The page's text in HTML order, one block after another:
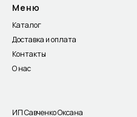
Меню
Каталог
Доставка и оплата
Контакты
О нас
ИП Савченко Оксана